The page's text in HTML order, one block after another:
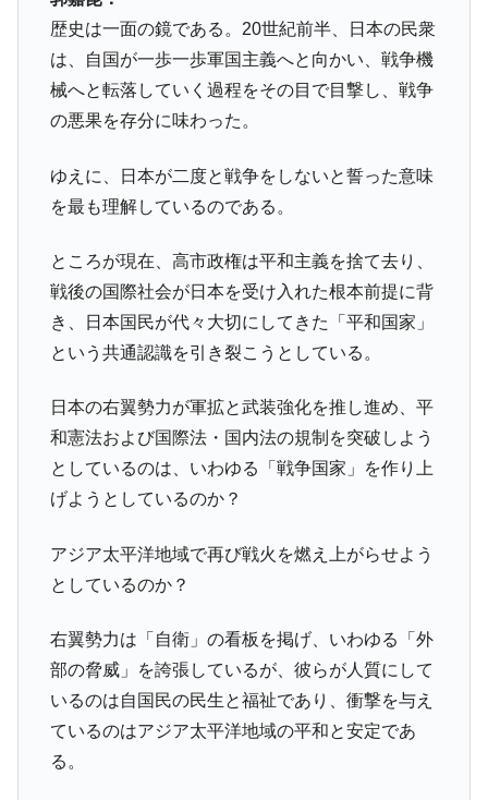
ータセンター整備」⇒ だから無理だってば。
『Money1』
JPモルガン「韓国レバレッジETFの清算は
ほぼ終わった」
『Money1』
韓国『国民年金公団』株価暴落で200兆蒸
発。
ャンペーン」⇒ あの名物教授も登場！
『Money1』
韓国「橋が落ちました」⇒ 耐久性「なさす
『Money1』
韓国鉄鋼最大手『POSCO』ズブズブ沈む。
営業利益80.2％も減少
『Money1』
米国下院「韓国の公務員個人をターゲット
にぶん殴る法案」提出！⇒ クーパン問題は合衆国企業に対
『Money1』
韓国ボンクラ政策室長･金容範、株価暴落に
他人事のような発言。
業績「史上最高益」当期純利益は前年同期比13.4倍に。
『Money1』
韓国･加徳島新国際空港「またも暗礁」の危
機 ⇒ 10.7兆では損が出るからできない。
日(水)もサイドカー・サーキットブレイカーの二段コンボ
発動！
『Money1』
IT産業は人を雇用する効果は低い。全産業の
半分未満しか雇用を生まない
『Money1』
のは政界の責任だ」
歴史は一面の鏡である。20世紀前半、日本の民衆
は、自国が一歩一歩軍国主義へと向かい、戦争機
械へと転落していく過程をその目で目撃し、戦争
の悪果を存分に味わった。
ゆえに、日本が二度と戦争をしないと誓った意味
を最も理解しているのである。
ところが現在、高市政権は平和主義を捨て去り、
戦後の国際社会が日本を受け入れた根本前提に背
き、日本国民が代々大切にしてきた「平和国家」
という共通認識を引き裂こうとしている。
日本の右翼勢力が軍拡と武装強化を推し進め、平
和憲法および国際法・国内法の規制を突破しよう
としているのは、いわゆる「戦争国家」を作り上
げようとしているのか？
アジア太平洋地域で再び戦火を燃え上がらせよう
としているのか？
右翼勢力は「自衛」の看板を掲げ、いわゆる「外
部の脅威」を誇張しているが、彼らが人質にして
いるのは自国民の民生と福祉であり、衝撃を与え
ているのはアジア太平洋地域の平和と安定であ
る。